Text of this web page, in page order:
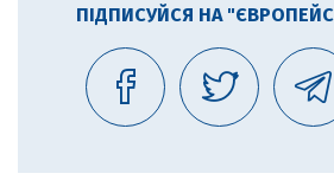
ПІДПИСУЙСЯ НА